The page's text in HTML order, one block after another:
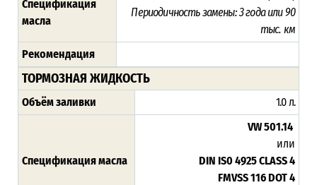
Спецификация
масла
Периодичность замены: 3 года или 90
тыс. км
Рекомендация
ТОРМОЗНАЯ ЖИДКОСТЬ
Объём заливки 1.0 л.
Спецификация масла
VW 501.14
или
DIN IS0 4925 CLASS 4
FMVSS 116 DOT 4